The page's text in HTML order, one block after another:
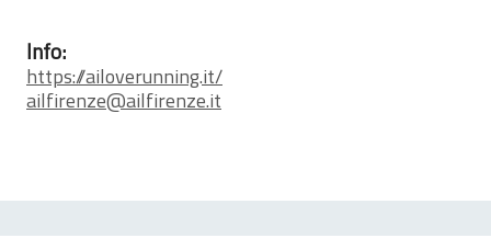
Info:
https://ailoverunning.it/
ailfirenze@ailfirenze.it